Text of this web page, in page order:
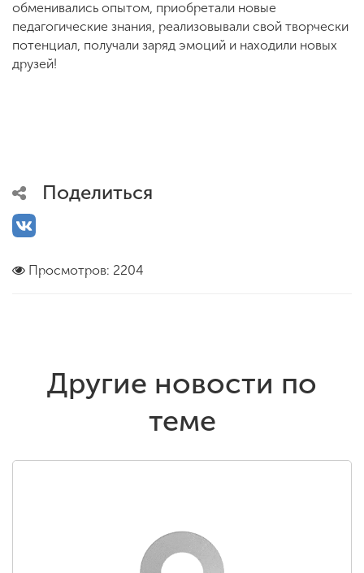
обменивались опытом, приобретали новые
педагогические знания, реализовывали свой творчески
потенциал, получали заряд эмоций и находили новых
друзей!
Поделиться
Просмотров: 2204
Другие новости по
теме